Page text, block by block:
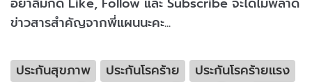
ข่าวสารสำคัญจากพี่แผนนะคะ...
ประกันสุขภาพ ประกันโรคร้าย
ประกันโรคร้ายแรง